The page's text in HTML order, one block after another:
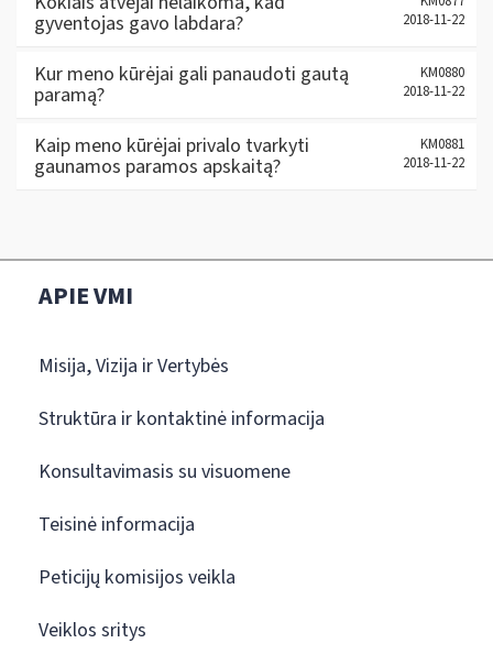
gyventojas gavo labdara?
2018-11-22
Kur meno kūrėjai gali panaudoti gautą
paramą?
KM0880
2018-11-22
Kaip meno kūrėjai privalo tvarkyti
gaunamos paramos apskaitą?
KM0881
2018-11-22
APIE VMI
Misija, Vizija ir Vertybės
Struktūra ir kontaktinė informacija
Konsultavimasis su visuomene
Teisinė informacija
Peticijų komisijos veikla
Veiklos sritys